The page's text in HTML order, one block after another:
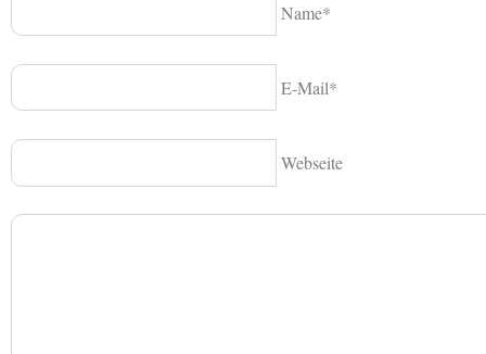
Name*
E-Mail*
Webseite